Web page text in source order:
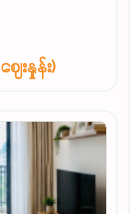
းနှုန်း)